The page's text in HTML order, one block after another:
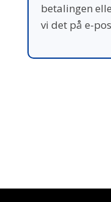
betalingen
vi det på e-